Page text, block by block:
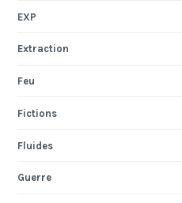
EXP
Extraction
Feu
Fictions
Fluides
Guerre